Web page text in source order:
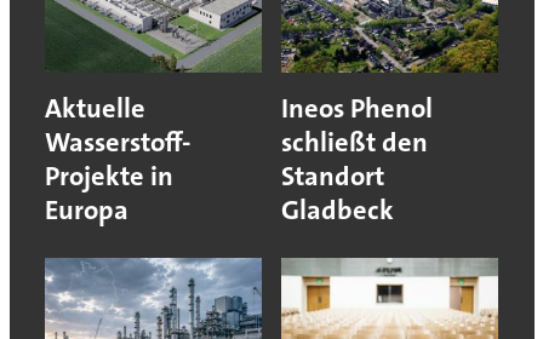
Aktuelle
Wasserstoff-
Projekte in
Europa
Ineos Phenol
schließt den
Standort
Gladbeck